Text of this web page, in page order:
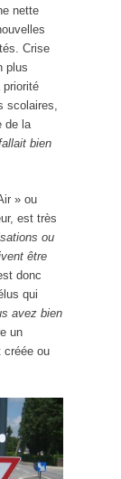
nette
Crise
plus
priorité
scolaires,
de la
bien
» ou
est très
ou
être
donc
qui
avez bien
un
créée ou